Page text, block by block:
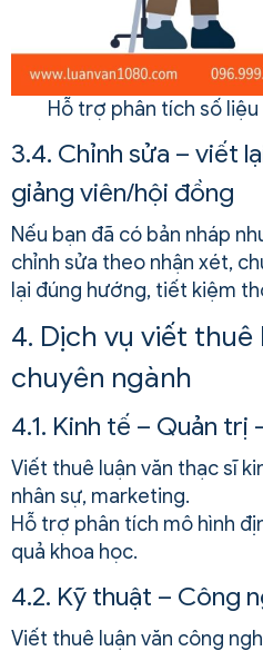
Hỗ trợ phân tích số liệu
3.4. Chỉnh sửa – viết
giảng viên/hội đồng
Nếu bạn đã có bản nháp
chỉnh sửa theo nhận xét,
lại đúng hướng, tiết kiệm
4. Dịch vụ viết
chuyên ngành
4.1. Kinh tế – Quản trị
Viết thuê luận văn thạc sĩ
nhân sự, marketing.
Hỗ trợ phân tích mô hình
quả khoa học.
4.2. Kỹ thuật – Công
Viết thuê luận văn công